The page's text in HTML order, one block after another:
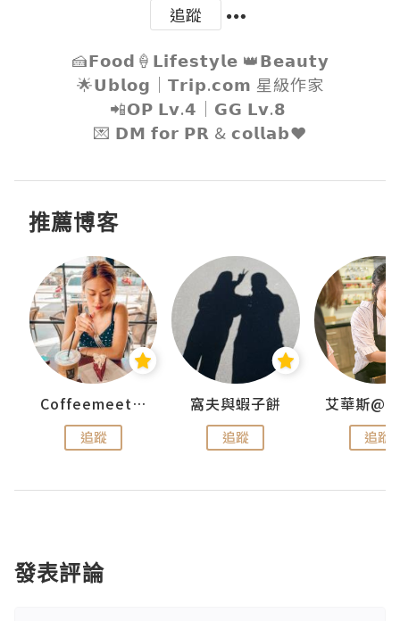
追蹤
🍰𝗙𝗼𝗼𝗱🍦𝗟𝗶𝗳𝗲𝘀𝘁𝘆𝗹𝗲 👑𝗕𝗲𝗮𝘂𝘁𝘆
🌟𝗨𝗯𝗹𝗼𝗴｜𝗧𝗿𝗶𝗽.𝗰𝗼𝗺 星級作家
📲𝗢𝗣 𝗟𝘃.𝟰｜𝗚𝗚 𝗟𝘃.𝟴
💌 𝗗𝗠 𝗳𝗼𝗿 𝗣𝗥 & 𝗰𝗼𝗹𝗹𝗮𝗯❤️
推薦博客
Coffeemeetjojo
追蹤
窩夫與蝦子餅
追蹤 追蹤
發表評論